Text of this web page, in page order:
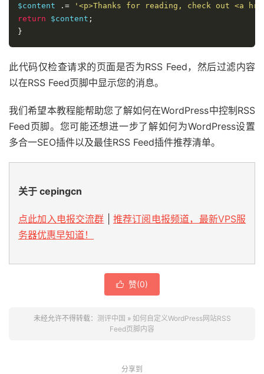
$content
.=
'<p>Thanks for reading, check out <a
return $content ;
}
此代码仅检查请求的页面是否为RSS Feed，然后过滤内容
以在RSS Feed页脚中显示您的消息。
我们希望本教程能帮助您了解如何在WordPress中控制RSS
Feed页脚。您可能还想进一步了解如何为WordPress设置
多合一SEO插件以及最佳RSS Feed插件推荐清单。
关于 cepingcn
点此加入电报交流群
推荐订阅电报频道，最新VPS服
务器优惠早知道！
 赞(0)
未经允许不得转载： 测评中国 » 如何自定义WordPress网站RSS
Feed页脚内容
分享到